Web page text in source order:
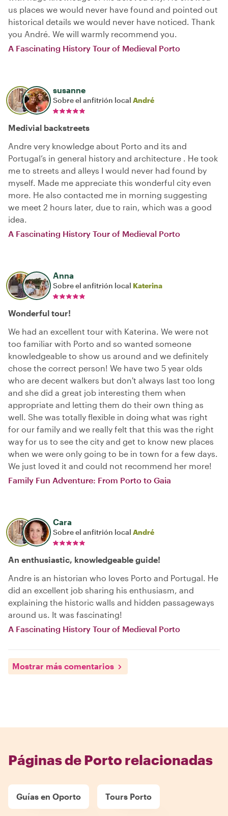
us places we would never have found and pointed out
historical details we would never have noticed. Thank
you André. We will warmly recommend you.
A Fascinating History Tour of Medieval Porto
susanne
Sobre el anfitrión local André
Medivial backstreets
Andre very knowledge about Porto and its and
Portugal’s in general history and architecture . He took
me to streets and alleys I would never had found by
myself. Made me appreciate this wonderful city even
more. He also contacted me in morning suggesting
we meet 2 hours later, due to rain, which was a good
idea.
A Fascinating History Tour of Medieval Porto
Anna
Sobre el anfitrión local Katerina
Wonderful tour!
We had an excellent tour with Katerina. We were not
too familiar with Porto and so wanted someone
knowledgeable to show us around and we definitely
chose the correct person! We have two 5 year olds
who are decent walkers but don't always last too long
and she did a great job interesting them when
appropriate and letting them do their own thing as
well. She was totally flexible in doing what was right
for our family and we really felt that this was the right
way for us to see the city and get to know new places
when we were only going to be in town for a few days.
We just loved it and could not recommend her more!
Family Fun Adventure: From Porto to Gaia
Cara
Sobre el anfitrión local André
An enthusiastic, knowledgeable guide!
Andre is an historian who loves Porto and Portugal. He
did an excellent job sharing his enthusiasm, and
explaining the historic walls and hidden passageways
around us. It was fascinating!
A Fascinating History Tour of Medieval Porto
Mostrar más comentarios
Páginas de Porto relacionadas
Guías en Oporto Tours Porto